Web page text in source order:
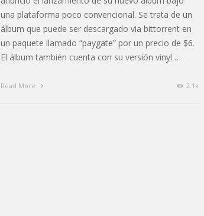
una plataforma poco convencional. Se trata de un
álbum que puede ser descargado via bittorrent en
un paquete llamado “paygate” por un precio de $6.
El álbum también cuenta con su versión vinyl …
Read More 2.1k